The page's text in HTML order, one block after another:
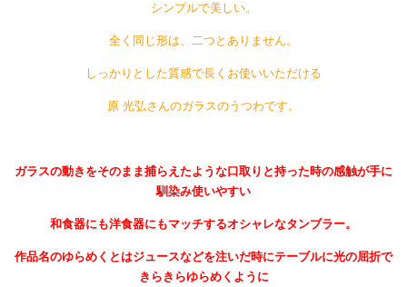
シンプルで美しい。
全く同じ形は、二つとありません。
しっかりとした質感で長くお使いいただける
原 光弘さんのガラスのうつわです。
ガラスの動きをそのまま捕らえたような口取りと持った時の感触が手に
馴染み使いやすい
和食器にも洋食器にもマッチするオシャレなタンブラー。
作品名のゆらめくとはジュースなどを注いだ時にテーブルに光の屈折で
きらきらゆらめくように